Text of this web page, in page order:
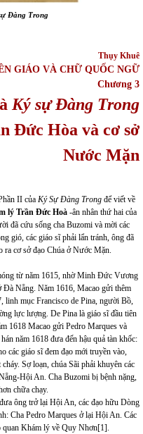
ựĐàng Trong
Thụy Khuê
GIÁO VÀ CHỮ QUỐC NGỮ
Chương 3
Ký sựĐàng Trong
Đức Hòa và cơ sở
Nước Mặn
II của Ký Sự Đàng Trong để viết về
lý Trần Đức Hoà -ân nhân thứ hai của
đã cứu sống cha Buzomi và mời các
gió, các giáo sĩ phải lẩn tránh, ông đã
ra cơ sở đạo Chúa ở Nước Mặn.
từ năm 1615, nhờ Minh Đức Vương
Đà Nẵng. Năm 1616, Macao gửi thêm
linh mục Francisco de Pina, người Bồ,
lực lượng. De Pina là giáo sĩ đầu tiên
1618 Macao gửi Pedro Marques và
năm 1618 đưa đến hậu quả tàn khốc:
các giáo sĩ đem đạo mới truyền vào,
Sợ loạn, chúa Sãi phải khuyên các
Hội An. Cha Buzomi bị bệnh nặng,
chữa chạy.
ông trở lại Hội An, các đạo hữu Dòng
Cha Pedro Marques ở lại Hội An. Các
quan Khám lý về Quy Nhơn[1].